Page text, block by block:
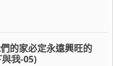
的家必定永遠興旺的
我-05)